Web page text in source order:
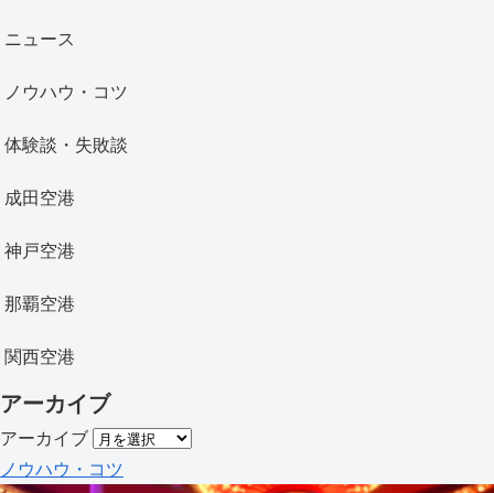
ニュース
ノウハウ・コツ
体験談・失敗談
成田空港
神戸空港
那覇空港
関西空港
アーカイブ
アーカイブ
ノウハウ・コツ